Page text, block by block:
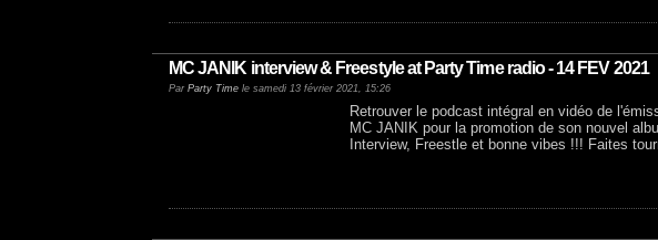
MC JANIK interview & Freestyle at Party Time radio - 14 FEV 2021
Par Party Time le samedi 13 février 2021, 15:26
Retrouver le podcast intégral en vidéo de
MC JANIK pour la promotion de son nouvel
Interview, Freestle et bonne vibes !!! Faites